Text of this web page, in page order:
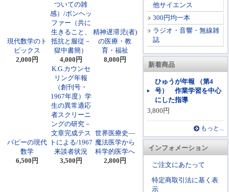
他サイエンス
300円均一本
ラジオ・音響・無線雑
誌
新着商品
ひゅうが年報 （第4
号） 作業学習を中心
にした指導
3,800円
もっと...
インフォメーション
ご注文にあたって
特定商取引法に基く表
示
現代数学のト
ピックス
2,000円
ついての雑
感）/ボンヘッ
ファー（共に
生きること、
抵抗と服従－
獄中書簡）
4,000円
精神遅滞児(者)
の医療・教
育・福祉
8,000円
パピーの現代
数学
6,500円
K.G.カウンセ
リング年報
（創刊号・
1967年度）学
生の異常適応
者スクリーニ
ングの研究－
文章完成テス
トによる/1967
来談者状況
3,500円
世界医療史―
魔法医学から
科学的医学へ
2,800円